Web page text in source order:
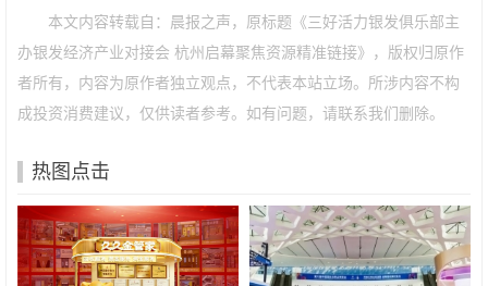
本文内容转载自：晨报之声，原标题《三好活力银发俱乐部主
办银发经济产业对接会 杭州启幕聚焦资源精准链接》，版权归原作
者所有，内容为原作者独立观点，不代表本站立场。所涉内容不构
成投资消费建议，仅供读者参考。如有问题，请联系我们删除。
热图点击